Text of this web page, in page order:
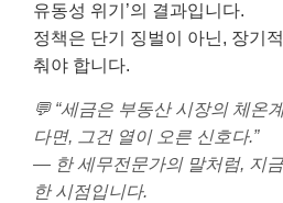
유동성 위기’의 결과입니다.
정책은 단기 징벌이 아닌, 장기
춰야 합니다.
💬 “세금은 부동산 시장의 체온
다면, 그건 열이 오른 신호다.”
— 한 세무전문가의 말처럼, 지
한 시점입니다.